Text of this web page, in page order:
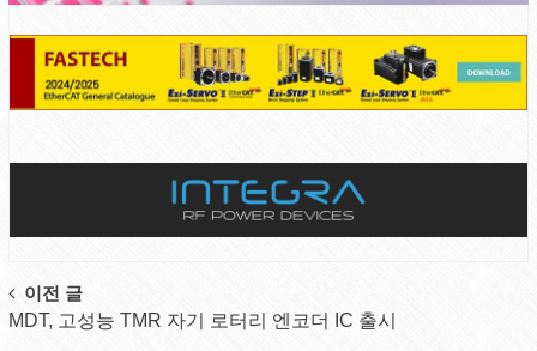
Post
navigation
이전 글
MDT, 고성능 TMR 자기 로터리 엔코더 IC 출시